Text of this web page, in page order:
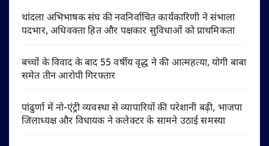
थांदला अभिभाषक संघ की नवनिर्वाचित कार्यकारिणी ने संभाला
पदभार, अधिवक्ता हित और पक्षकार सुविधाओं को प्राथमिकता
बच्चों के विवाद के बाद 55 वर्षीय वृद्ध ने की आत्महत्या, योगी बाबा
समेत तीन आरोपी गिरफ्तार
पांढुर्णा में नो-एंट्री व्यवस्था से व्यापारियों की परेशानी बढ़ी, भाजपा
जिलाध्यक्ष और विधायक ने कलेक्टर के सामने उठाई समस्या